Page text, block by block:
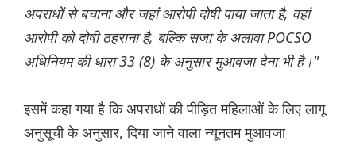
अपराधों से बचाना और जहां आरोपी दोषी पाया जाता है, वहां
आरोपी को दोषी ठहराना है, बल्कि सजा के अलावा POCSO
अधिनियम की धारा 33 (8) के अनुसार मुआवजा देना भी है।"
इसमें कहा गया है कि अपराधों की पीड़ित महिलाओं के लिए लागू
अनुसूची के अनुसार, दिया जाने वाला न्यूनतम मुआवजा